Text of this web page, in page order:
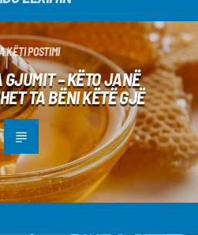
KËTI POSTIMI
– KËTO JANË
TA BËNI KËTË GJË